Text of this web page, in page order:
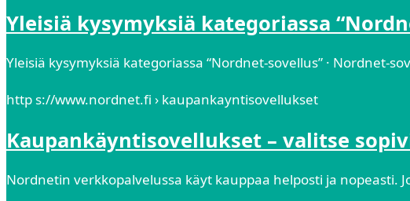
Yleisiä kysymyksiä kategoriassa
Yleisiä kysymyksiä kategoriassa “Nordnet-sovellus” · Nordnet-
http s://www.nordnet.fi › kaupankayntisovellukset
Kaupankäyntisovellukset – valitse
Nordnetin verkkopalvelussa käyt kauppaa helposti ja nopeasti.